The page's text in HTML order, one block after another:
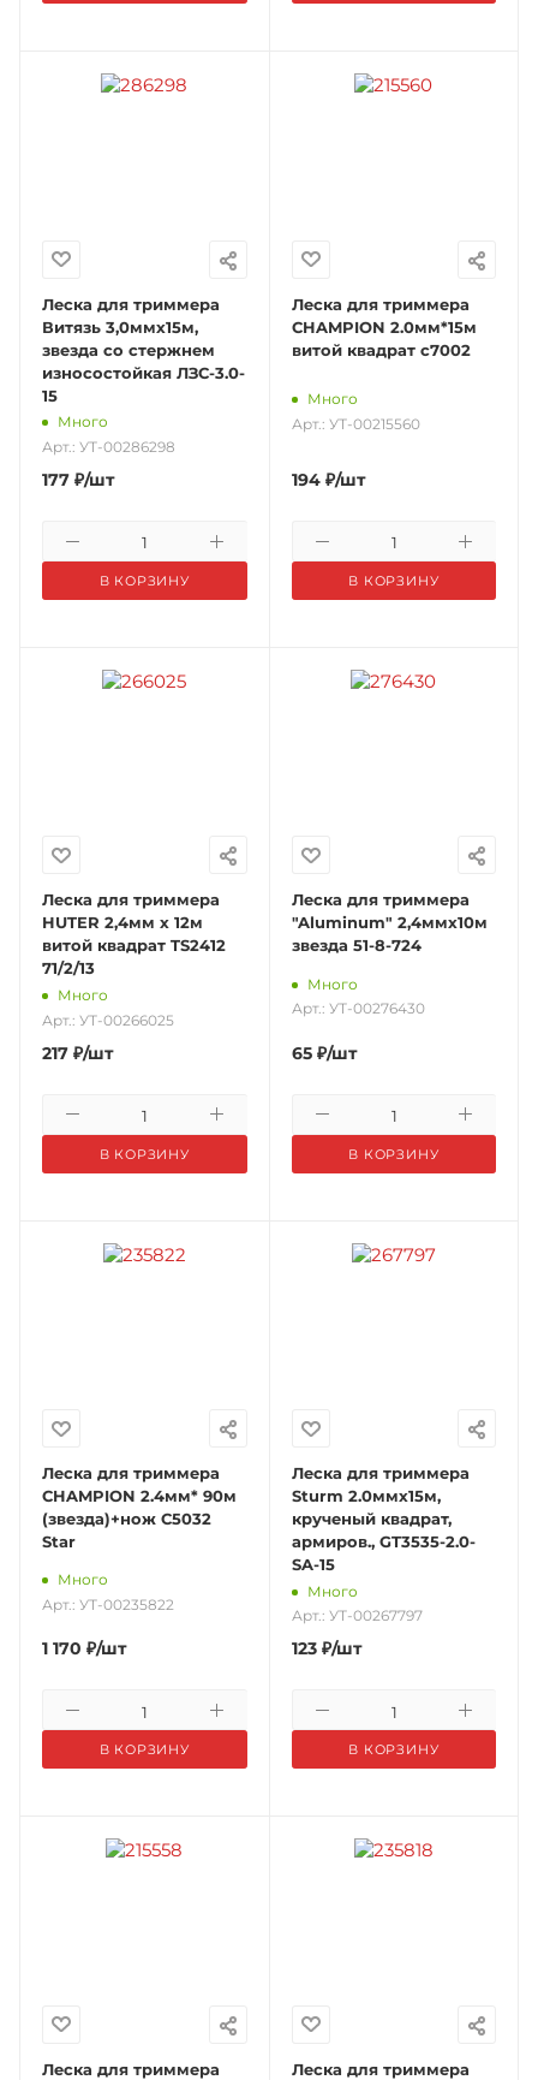
Леска для триммера
Витязь 3,0ммх15м,
звезда со стержнем
износостойкая ЛЗС-3.0-
15
Много
Арт.: УТ-00286298
177 ₽/шт
В КОРЗИНУ
Леска для триммера
CHAMPION 2.0мм*15м
витой квадрат c7002
Много
Арт.: УТ-00215560
194₽/шт
В КОРЗИНУ
Леска для триммера
HUTER 2,4мм х 12м
витой квадрат TS2412
71/2/13
Много
Арт.: УТ-00266025
217 ₽/шт
В КОРЗИНУ
Леска для триммера
"Aluminum" 2,4ммх10м
звезда 51-8-724
Много
Арт.: УТ-00276430
65₽/шт
В КОРЗИНУ
Леска для триммера
CHAMPION 2.4мм* 90м
(звезда)+нож C5032
Star
Много
Арт.: УТ-00235822
1 170 ₽/шт
В КОРЗИНУ
Леска для триммера
Sturm 2.0ммх15м,
крученый квадрат,
армиров., GT3535-2.0-
SA-15
Много
Арт.: УТ-00267797
123₽/шт
В КОРЗИНУ
Леска для триммера
Леска для триммера